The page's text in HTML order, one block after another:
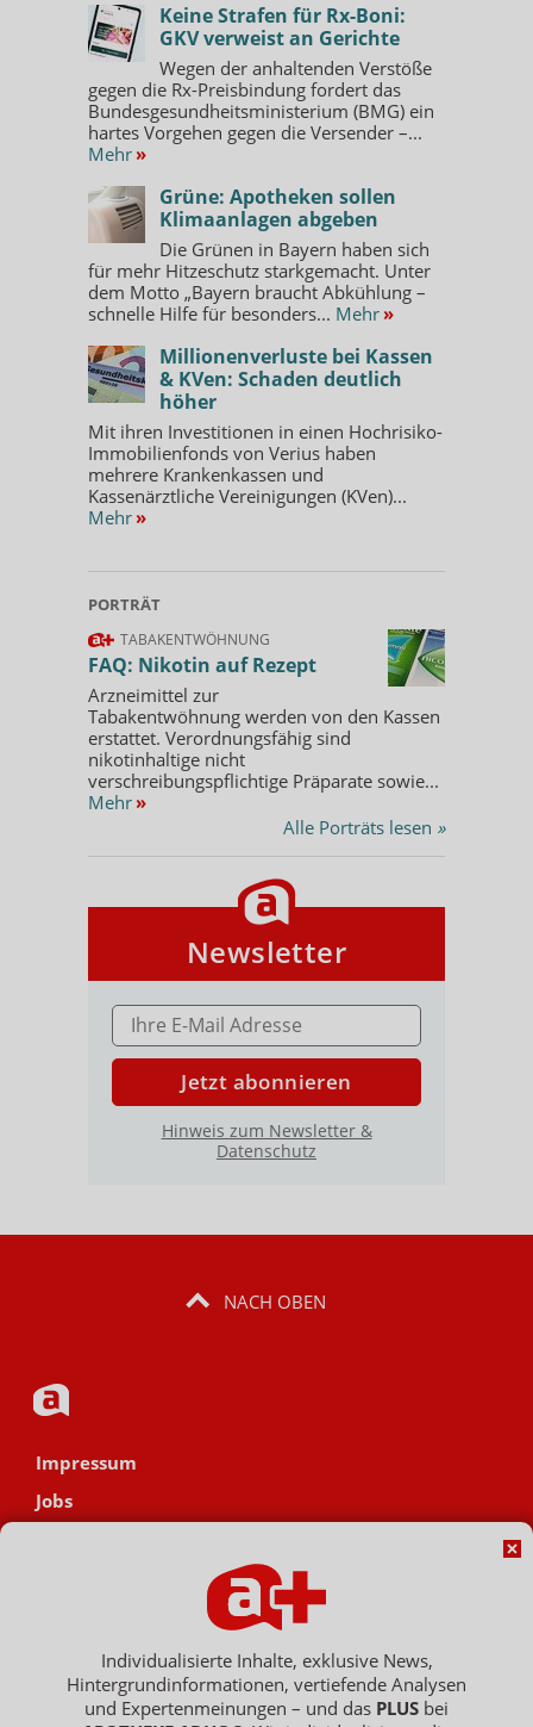
Keine Strafen für Rx-Boni:
GKV verweist an Gerichte
Wegen der anhaltenden Verstöße
gegen die Rx-Preisbindung fordert das
Bundesgesundheitsministerium (BMG) ein
hartes Vorgehen gegen die Versender –...
Mehr »
Grüne: Apotheken sollen
Klimaanlagen abgeben
Die Grünen in Bayern haben sich
für mehr Hitzeschutz starkgemacht. Unter
dem Motto „Bayern braucht Abkühlung –
schnelle Hilfe für besonders... Mehr »
Millionenverluste bei Kassen
& KVen: Schaden deutlich
höher
Mit ihren Investitionen in einen Hochrisiko-
Immobilienfonds von Verius haben
mehrere Krankenkassen und
Kassenärztliche Vereinigungen (KVen)...
Mehr »
PORTRÄT
TABAKENTWÖHNUNG
FAQ: Nikotin auf Rezept
Arzneimittel zur
Tabakentwöhnung werden von den Kassen
erstattet. Verordnungsfähig sind
nikotinhaltige nicht
verschreibungspflichtige Präparate sowie...
Mehr »
Alle Porträts lesen »
Newsletter
E-MAIL ADRESSE
Jetzt abonnieren
Hinweis zum Newsletter &
Datenschutz
NACH OBEN
Impressum
Jobs
Hinweisgebersystem
Vertrag widerrufen
Individualisierte Inhalte, exklusive News,
Hintergrundinformationen, vertiefende Analysen
und Expertenmeinungen – und das PLUS bei